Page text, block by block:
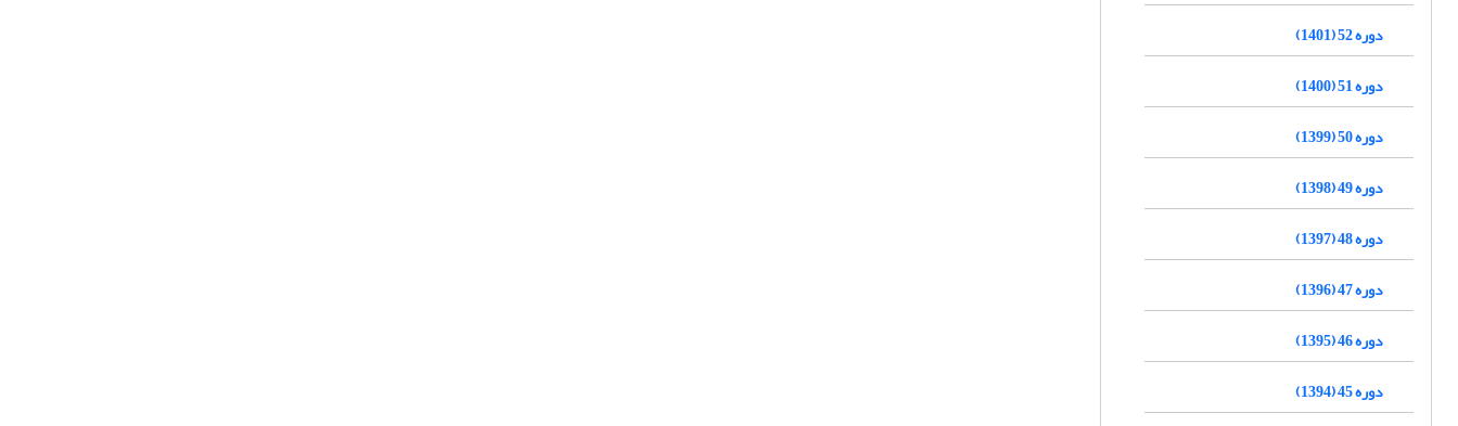
دوره 52 (1401)
دوره 51 (1400)
دوره 50 (1399)
دوره 49 (1398)
دوره 48 (1397)
دوره 47 (1396)
دوره 46 (1395)
دوره 45 (1394)